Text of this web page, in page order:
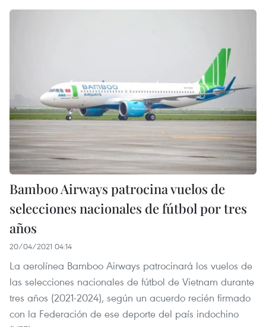
Bamboo Airways patrocina vuelos de
selecciones nacionales de fútbol por tres
años
20/04/2021 04:14
La aerolínea Bamboo Airways patrocinará los vuelos de
las selecciones nacionales de fútbol de Vietnam durante
tres años (2021-2024), según un acuerdo recién firmado
con la Federación de ese deporte del país indochino